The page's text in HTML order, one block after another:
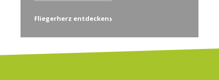
Fliegerherz entdecken›